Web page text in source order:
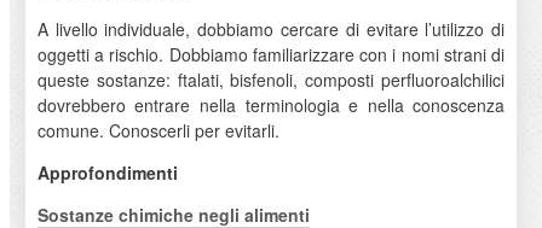
A livello individuale, dobbiamo cercare di evitare l’utilizzo di
oggetti a rischio. Dobbiamo familiarizzare con i nomi strani di
queste sostanze: ftalati, bisfenoli, composti perfluoroalchilici
dovrebbero entrare nella terminologia e nella conoscenza
comune. Conoscerli per evitarli.
Approfondimenti
Sostanze chimiche negli alimenti